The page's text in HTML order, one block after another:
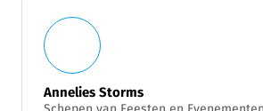
Annelies Storms